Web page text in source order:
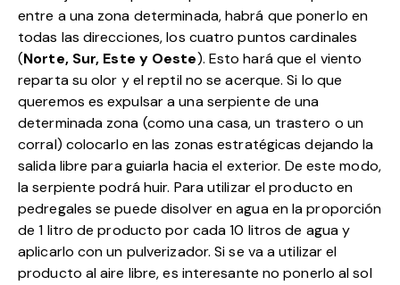
entre a una zona determinada, habrá que ponerlo en
todas las direcciones, los cuatro puntos cardinales
(Norte, Sur, Este y Oeste). Esto hará que el viento
reparta su olor y el reptil no se acerque. Si lo que
queremos es expulsar a una serpiente de una
determinada zona (como una casa, un trastero o un
corral) colocarlo en las zonas estratégicas dejando la
salida libre para guiarla hacia el exterior. De este modo,
la serpiente podrá huir. Para utilizar el producto en
pedregales se puede disolver en agua en la proporción
de 1 litro de producto por cada 10 litros de agua y
aplicarlo con un pulverizador. Si se va a utilizar el
producto al aire libre, es interesante no ponerlo al sol